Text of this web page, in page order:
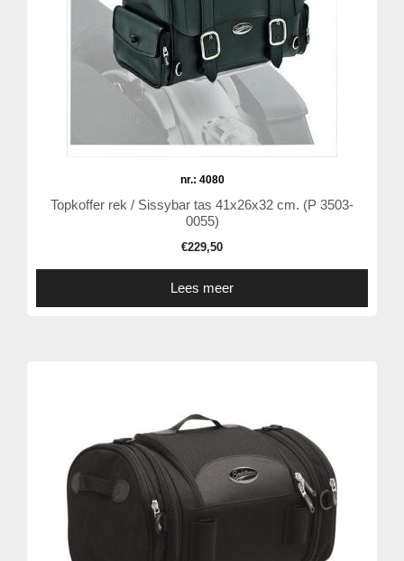
nr.: 4080
Topkoffer rek / Sissybar tas 41x26x32 cm. (P 3503-
0055)
€229,50
Lees meer